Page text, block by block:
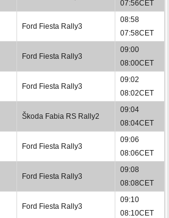
07:56CET
Ford Fiesta Rally3
08:58
07:58CET
Ford Fiesta Rally3
09:00
08:00CET
Ford Fiesta Rally3
09:02
08:02CET
Škoda Fabia RS Rally2
09:04
08:04CET
Ford Fiesta Rally3
09:06
08:06CET
Ford Fiesta Rally3
09:08
08:08CET
Ford Fiesta Rally3
09:10
08:10CET